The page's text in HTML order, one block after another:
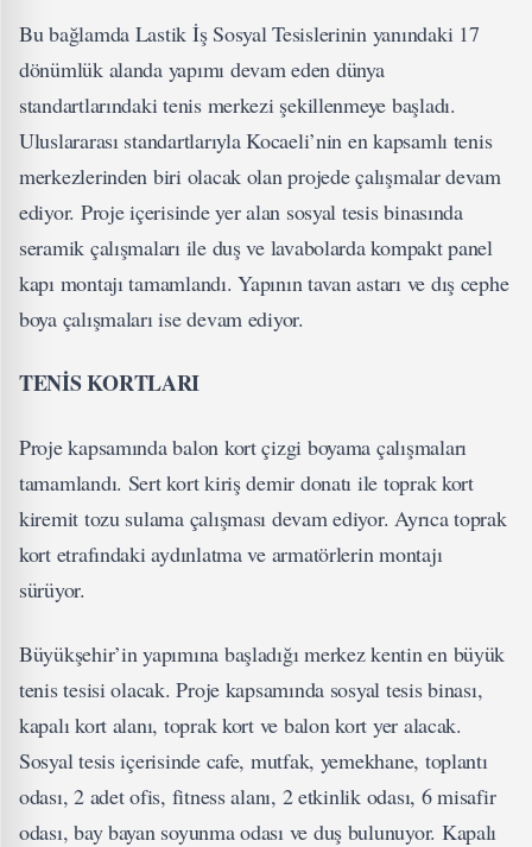
Bu bağlamda Lastik İş Sosyal Tesislerinin yanındaki 17
dönümlük alanda yapımı devam eden dünya
standartlarındaki tenis merkezi şekillenmeye başladı.
Uluslararası standartlarıyla Kocaeli’nin en kapsamlı tenis
merkezlerinden biri olacak olan projede çalışmalar devam
ediyor. Proje içerisinde yer alan sosyal tesis binasında
seramik çalışmaları ile duş ve lavabolarda kompakt panel
kapı montajı tamamlandı. Yapının tavan astarı ve dış cephe
boya çalışmaları ise devam ediyor.
TENİS KORTLARI
Proje kapsamında balon kort çizgi boyama çalışmaları
tamamlandı. Sert kort kiriş demir donatı ile toprak kort
kiremit tozu sulama çalışması devam ediyor. Ayrıca toprak
kort etrafındaki aydınlatma ve armatörlerin montajı
sürüyor.
Büyükşehir’in yapımına başladığı merkez kentin en büyük
tenis tesisi olacak. Proje kapsamında sosyal tesis binası,
kapalı kort alanı, toprak kort ve balon kort yer alacak.
Sosyal tesis içerisinde cafe, mutfak, yemekhane, toplantı
odası, 2 adet ofis, fitness alanı, 2 etkinlik odası, 6 misafir
odası, bay bayan soyunma odası ve duş bulunuyor. Kapalı